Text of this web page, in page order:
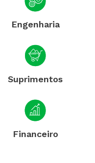
Engenharia
Suprimentos
Financeiro